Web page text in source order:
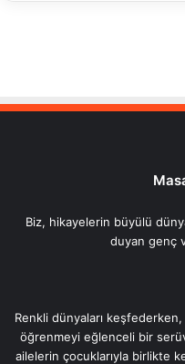
Biz, hikayelerin büyülü
duyan genç
Renkli dünyaları
öğrenmeyi eğlenceli bir
ailelerin çocuklarıyla birlikte